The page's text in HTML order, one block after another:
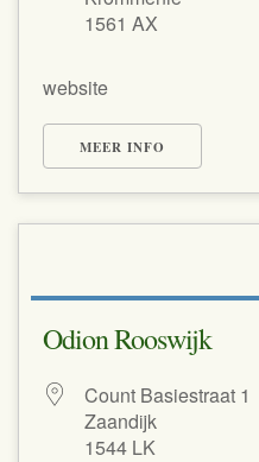
1561 AX
website
MEER INFO
Odion Rooswijk
Count Basiestraat 1
Zaandijk
1544 LK